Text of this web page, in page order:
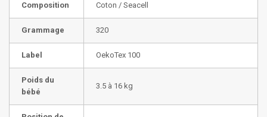
Composition Coton / Seacell
Grammage 320
Label OekoTex 100
Poids du
bébé
3.5 à 16 kg